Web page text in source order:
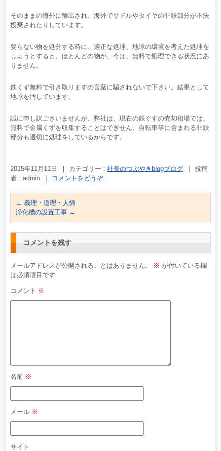
そのままの海外に輸出され、海外でサドルやタイヤの非鉄部分が不法
投棄されたりしています。
要らない物を処分する時に、適正な処理、地球の環境を考えた処理を
しようとすると、ほとんどの物が、今は、無料で処理できる状況にあ
りません。
鉄くず無料で引き取りますの言葉に騙されないで下さい。結果として
地球を汚しています。
誠に申し訳ごさいませんが、弊社は、現在の鉄ぐすの売却相場では、
無料で金属くずを収集することはでぎせん。自転車等に含まれる非鉄
部分も適切に処理をしているからです。
2015年11月11日 カテゴリー : 社長のつぶやきblogブログ
投稿
者 : admin
コメントをどうぞ
← 義理・道理・人情
浄化槽の設置工事 →
コメントを残す
メールアドレスが公開されることはありません。 ※ が付いている欄
は必須項目です
コメント ※
名前 ※
メール ※
サイト